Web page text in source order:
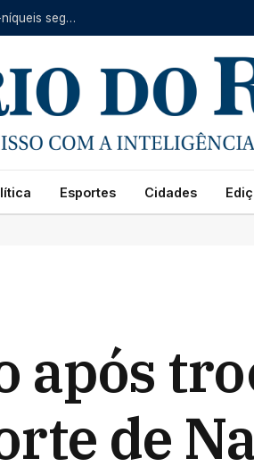
STF pode decidir nesta quinta se jogo do bicho, bingo e caça-níqueis seguem ilegais
Esportes Cidades
após
de